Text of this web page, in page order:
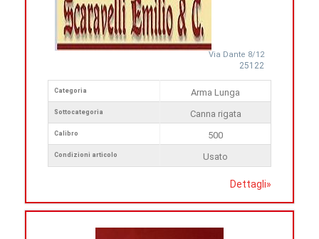
Via Dante 8/12
25122
Categoria
Sottocategoria
Calibro
Condizioni articolo
Arma Lunga
Canna rigata
500
Usato
Dettagli»